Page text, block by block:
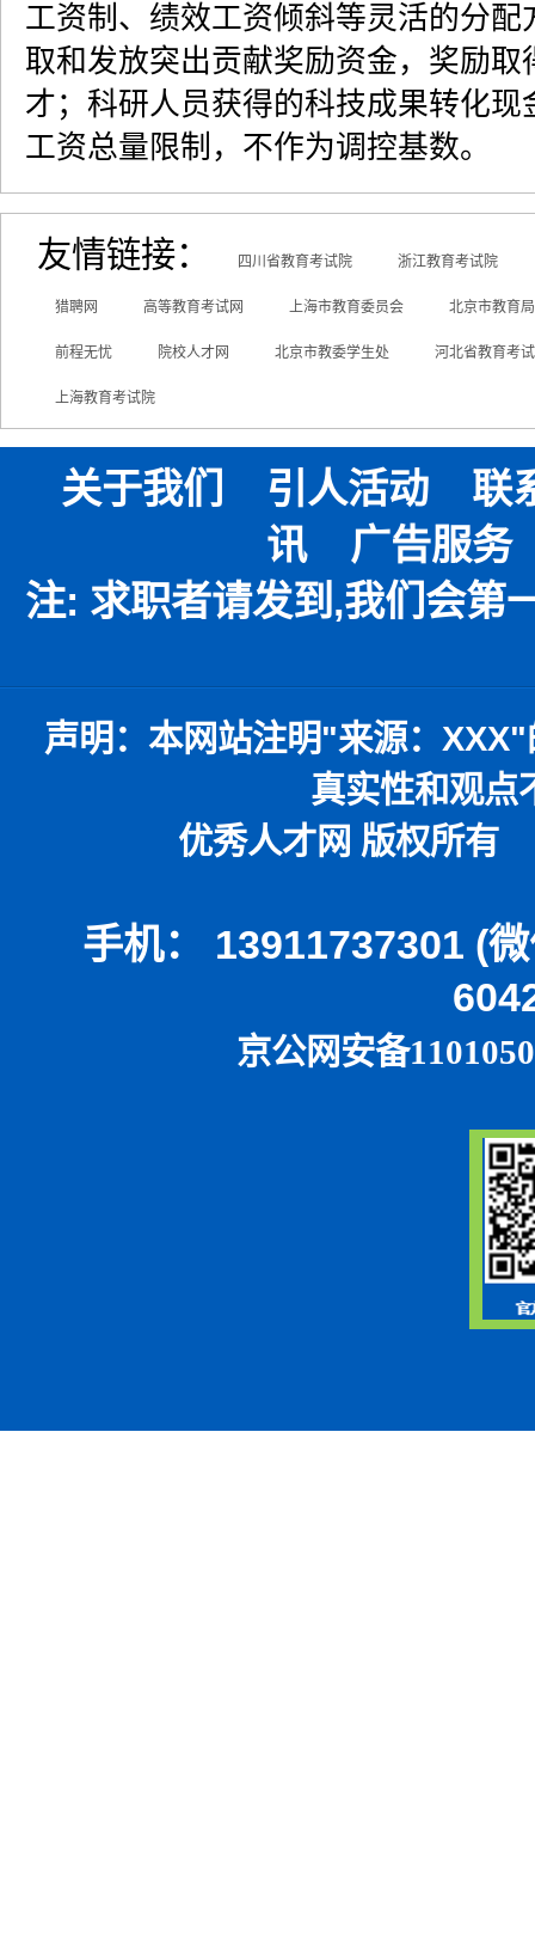
工资制、绩效工资倾斜等灵活的分
取和发放突出贡献奖励资金，奖励
才；科研人员获得的科技成果转化
工资总量限制，不作为调控基数。
友情链接： 四川省教育考试院 浙江教育考试院
猎聘网 高等教育考试网 上海市教育委员会 北京市教育局
前程无忧 院校人才网 北京市教委学生处 河北省教育考
上海教育考试院
关于我们 引人活动
联
讯
广告服务
注: 求职者请发到,我们会第
声明：本网站注明"来源： XXX"
真实性和观点
优秀人才网 版权所有 本网
手机： 13911737301 (
京公网安备